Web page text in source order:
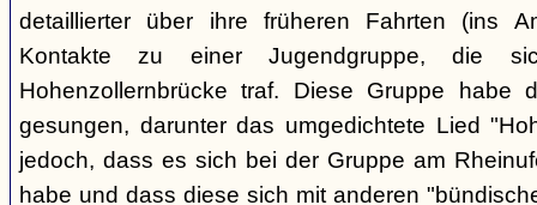
detaillierter über ihre früheren Fahrten (ins
Kontakte zu einer Jugendgruppe, die
Hohenzollernbrücke traf. Diese Gruppe habe
gesungen, darunter das umgedichtete Lied
jedoch, dass es sich bei der Gruppe am
habe und dass diese sich mit anderen